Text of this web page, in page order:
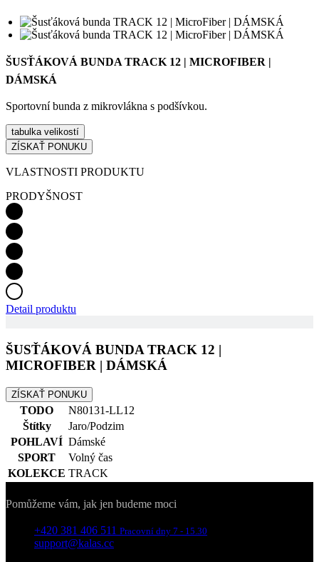
ŠUSŤÁKOVÁ BUNDA TRACK 12 | MICROFIBER |
DÁMSKÁ
Sportovní bunda z mikrovlákna s podšívkou.
tabulka velikostí
ZÍSKAŤ PONUKU
VLASTNOSTI PRODUKTU
PRODYŠNOST
Detail produktu
ŠUSŤÁKOVÁ BUNDA TRACK 12 |
MICROFIBER | DÁMSKÁ
ZÍSKAŤ PONUKU
TODO
N80131-LL12
Štítky
Jaro/Podzim
POHLAVÍ Dámské
SPORT
Volný čas
KOLEKCE TRACK
Pomůžeme vám, jak jen budeme moci
+420 381 406 511 Pracovní dny 7 - 15.30
support@kalas.cc